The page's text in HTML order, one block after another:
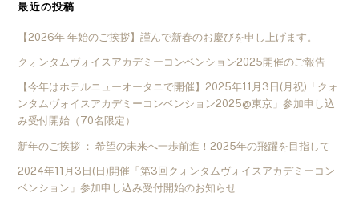
最近の投稿
【2026年 年始のご挨拶】謹んで新春のお慶びを申し上げます。
クォンタムヴォイスアカデミーコンベンション2025開催のご報告
【今年はホテルニューオータニで開催】2025年11月3日(月祝)「クォ
ンタムヴォイスアカデミーコンベンション2025@東京」参加申し込
み受付開始（70名限定）
新年のご挨拶 ： 希望の未来へ一歩前進！2025年の飛躍を目指して
2024年11月3日(日)開催「第3回クォンタムヴォイスアカデミーコン
ベンション」参加申し込み受付開始のお知らせ